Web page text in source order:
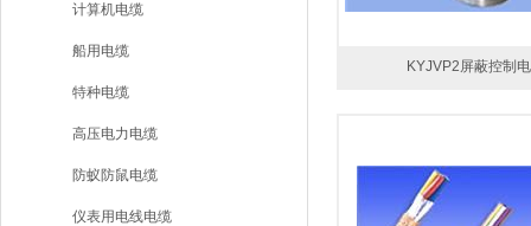
计算机电缆
船用电缆
特种电缆
高压电力电缆
防蚁防鼠电缆
仪表用电线电缆
KYJVP2屏蔽控制